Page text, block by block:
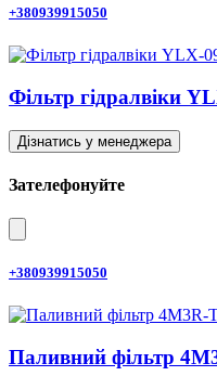
+380939915050
Фільтр гідралвіки
Дізнатись у менеджера
Зателефонуйте
+380939915050
Паливний фільтр